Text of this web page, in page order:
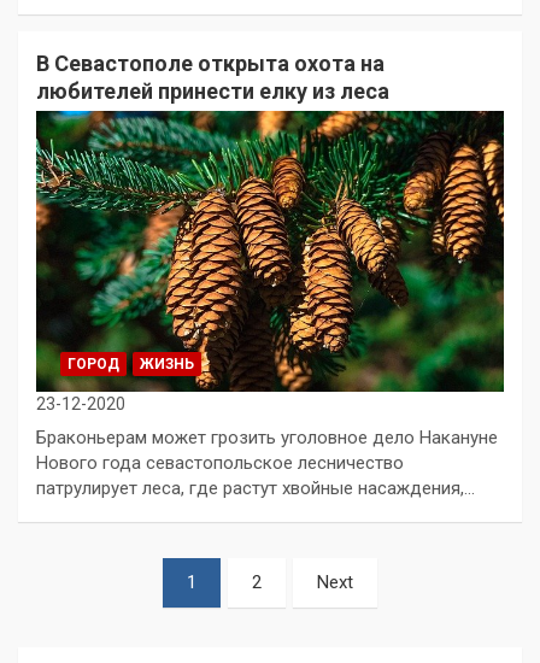
В Севастополе открыта охота на
любителей принести елку из леса
ГОРОД ЖИЗНЬ
23-12-2020
Браконьерам может грозить уголовное дело Накануне
Нового года севастопольское лесничество
патрулирует леса, где растут хвойные насаждения,…
1 2 Next